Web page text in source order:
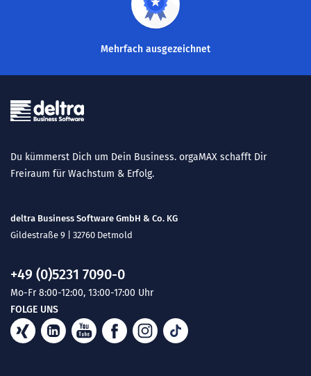
Mehrfach ausgezeichnet
Du kümmerst Dich um Dein Business. orgaMAX schafft Dir
Freiraum für Wachstum & Erfolg.
deltra Business Software GmbH & Co. KG
Gildestraße 9 | 32760 Detmold
+49 (0)5231 7090-0
Mo-Fr 8:00-12:00, 13:00-17:00 Uhr
FOLGE UNS